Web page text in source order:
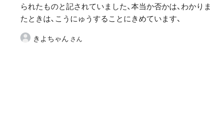
られたものと記されていました、本当か否かは、わかり
たときは、こうにゅうすることにきめています、
きよちゃん